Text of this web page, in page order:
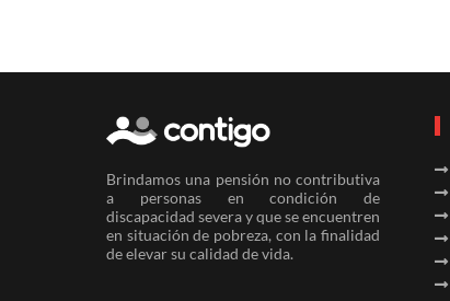
Brindamos una pensión no contributiva
a personas en condición de
discapacidad severa y que se encuentren
en situación de pobreza, con la finalidad
de elevar su calidad de vida.